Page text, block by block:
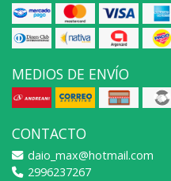
MEDIOS DE ENVÍO
CONTACTO
daio_max@hotmail.com
2996237267